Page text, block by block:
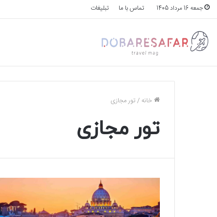
جمعه 16 مرداد 1405 تماس با ما تبلیغات
خانه /تور مجازی
تور مجازی